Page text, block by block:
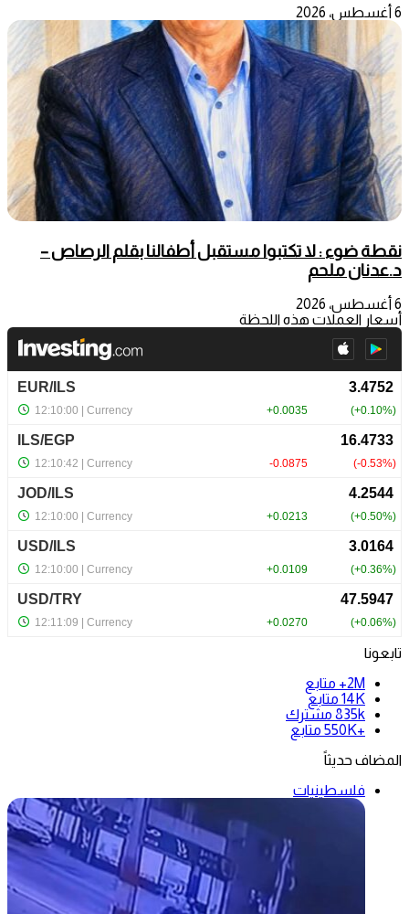
6 أغسطس، 2026
نقطة ضوء : لا تكتبوا مستقبل أطفالنا بقلم الرصاص –
د.عدنان ملحم
6 أغسطس، 2026
أسعار العملات هذه اللحظة
تابعونا
2M+
متابع
14K متابع
835k مشترك
+550K
متابع
المضاف حديثاً
فلسطينيات